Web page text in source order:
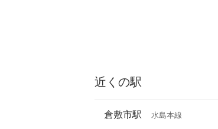
近くの駅
倉敷市駅 水島本線